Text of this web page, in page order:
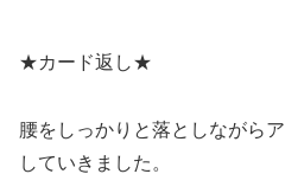
★カード返し★
腰をしっかりと落としながら
していきました。